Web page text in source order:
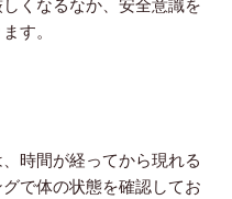
くなるなか、安全意識を
す。
時間が経ってから現れる
で体の状態を確認してお